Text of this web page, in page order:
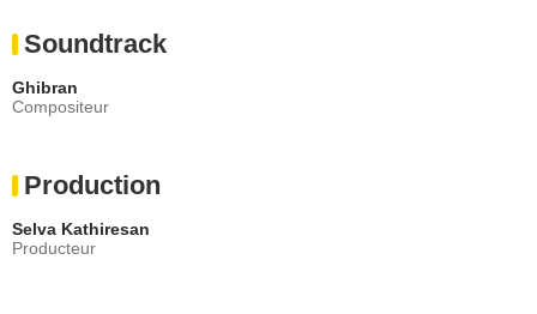
Soundtrack
Ghibran
Compositeur
Production
Selva Kathiresan
Producteur